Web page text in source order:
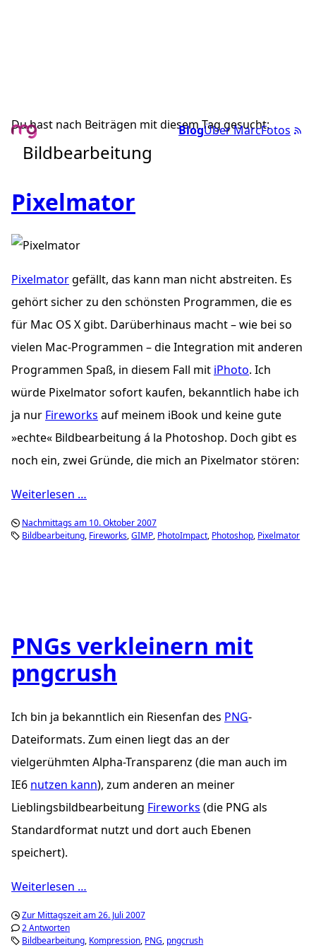
BlogÜber MarcFotos
Du hast nach Beiträgen mit diesem Tag gesucht:
Bildbearbeitung
Pixelmator
Pixelmatorgefällt, das kann man nicht abstreiten. Es
gehört sicher zu den schönsten Programmen, die es
für Mac OS X gibt. Darüberhinaus macht – wie bei so
vielen Mac-Programmen – die Integration mit anderen
Programmen Spaß, in diesem Fall mit iPhoto. Ich
würde Pixelmator sofort kaufen, bekanntlich habe ich
ja nur Fireworks auf meinem iBook und keine gute
»echte« Bildbearbeitung á la Photoshop. Doch gibt es
noch ein, zwei Gründe, die mich an Pixelmator stören:
Weiterlesen …
Nachmittags am 10. Oktober 2007
Bildbearbeitung Fireworks GIMP PhotoImpact Photoshop Pixelmator
PNGs verkleinern mit
pngcrush
Ich bin ja bekanntlich ein Riesenfan des PNG-
Dateiformats. Zum einen liegt das an der
vielgerühmten Alpha-Transparenz (die man auch im
IE6 nutzen kann), zum anderen an meiner
Lieblingsbildbearbeitung Fireworks (die PNG als
Standardformat nutzt und dort auch Ebenen
speichert).
Weiterlesen …
Zur Mittagszeit am 26. Juli 2007
2 Antworten
Bildbearbeitung Kompression PNG pngcrush